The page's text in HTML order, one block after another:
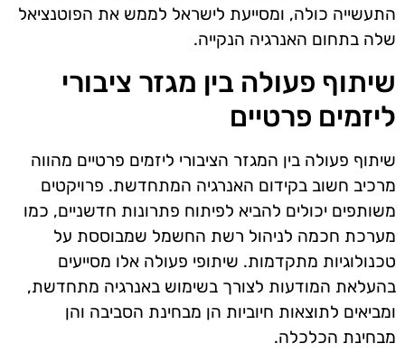
התעשייה כולה, ומסייעת לישראל לממש את הפוטנציאל
שלה בתחום האנרגיה הנקייה.
שיתוף פעולה בין מגזר ציבורי
ליזמים פרטיים
שיתוף פעולה בין המגזר הציבורי ליזמים פרטיים מהווה
מרכיב חשוב בקידום האנרגיה המתחדשת. פרויקטים
משותפים יכולים להביא לפיתוח פתרונות חדשניים, כמו
מערכת חכמה לניהול רשת החשמל שמבוססת על
טכנולוגיות מתקדמות. שיתופי פעולה אלו מסייעים
בהעלאת המודעות לצורך בשימוש באנרגיה מתחדשת,
ומביאים לתוצאות חיוביות הן מבחינת הסביבה והן
מבחינת הכלכלה.